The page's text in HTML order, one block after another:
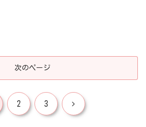
次のページ
2 3 次